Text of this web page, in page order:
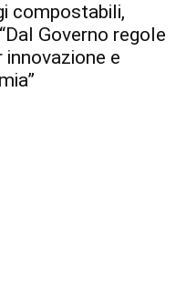
compostabili,
Governo regole
innovazione e